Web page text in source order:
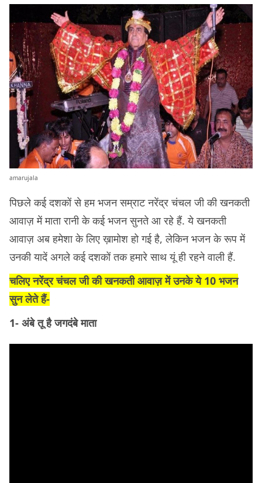
amarujala
पिछले कई दशकों से हम भजन सम्राट नरेंद्र चंचल जी की खनकती
आवाज़ में माता रानी के कई भजन सुनते आ रहे हैं. ये खनकती
आवाज़ अब हमेशा के लिए ख़ामोश हो गई है, लेकिन भजन के रूप में
उनकी यादें अगले कई दशकों तक हमारे साथ यूं ही रहने वाली हैं.
चलिए नरेंद्र चंचल जी की खनकती आवाज़ में उनके ये 10 भजन
सुन लेते हैं-
1- अंबे तू है जगदंबे माता